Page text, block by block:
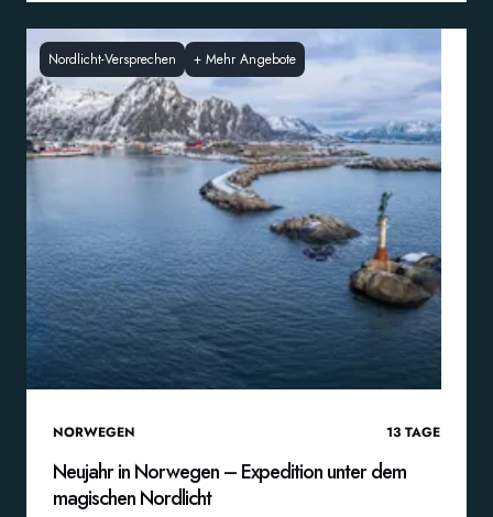
Nordlicht-Versprechen + Mehr Angebote
NORWEGEN 13 TAGE
Neujahr in Norwegen – Expedition unter dem
magischen Nordlicht